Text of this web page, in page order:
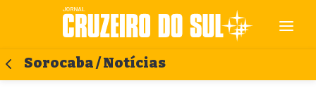
Sorocaba / Notícias